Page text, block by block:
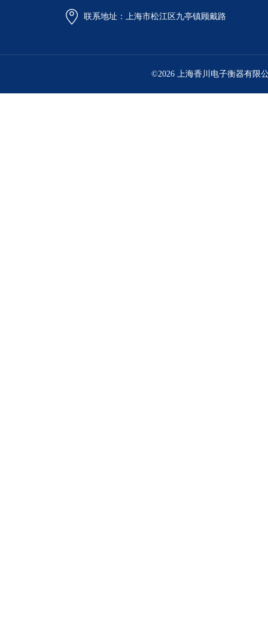
联系地址：上海市松江区九亭镇顾戴路
©2026 上海香川电子衡器有限